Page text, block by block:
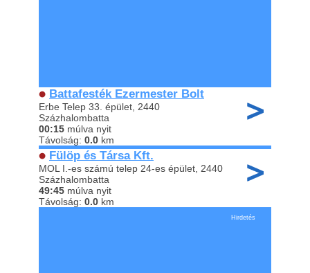
Battafesték Ezermester Bolt
Erbe Telep 33. épület, 2440
Százhalombatta
00:15 múlva nyit
Távolság: 0.0 km
Fülöp és Társa Kft.
MOL I.-es számú telep 24-es épület, 2440
Százhalombatta
49:45 múlva nyit
Távolság: 0.0 km
Hirdetés